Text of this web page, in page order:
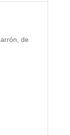
de